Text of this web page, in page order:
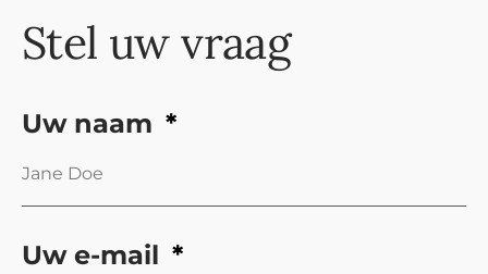
Stel uw vraag
Uw naam
Uw e-mail